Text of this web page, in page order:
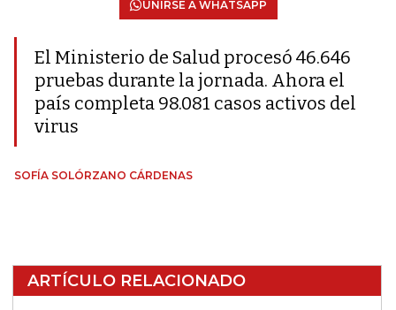
UNIRSE A WHATSAPP
El Ministerio de Salud procesó 46.646
pruebas durante la jornada. Ahora el
país completa 98.081 casos activos del
virus
SOFÍA SOLÓRZANO CÁRDENAS
ARTÍCULO RELACIONADO